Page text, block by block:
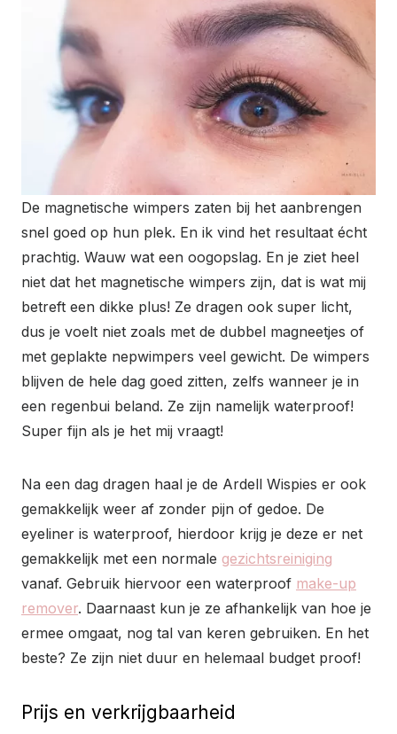
De magnetische wimpers zaten bij het aanbrengen
snel goed op hun plek. En ik vind het resultaat écht
prachtig. Wauw wat een oogopslag. En je ziet heel
niet dat het magnetische wimpers zijn, dat is wat mij
betreft een dikke plus! Ze dragen ook super licht,
dus je voelt niet zoals met de dubbel magneetjes of
met geplakte nepwimpers veel gewicht. De wimpers
blijven de hele dag goed zitten, zelfs wanneer je in
een regenbui beland. Ze zijn namelijk waterproof!
Super fijn als je het mij vraagt!
Na een dag dragen haal je de Ardell Wispies er ook
gemakkelijk weer af zonder pijn of gedoe. De
eyeliner is waterproof, hierdoor krijg je deze er net
gemakkelijk met een normale gezichtsreiniging
vanaf. Gebruik hiervoor een waterproof make-up
remover. Daarnaast kun je ze afhankelijk van hoe je
ermee omgaat, nog tal van keren gebruiken. En het
beste? Ze zijn niet duur en helemaal budget proof!
Prijs en verkrijgbaarheid